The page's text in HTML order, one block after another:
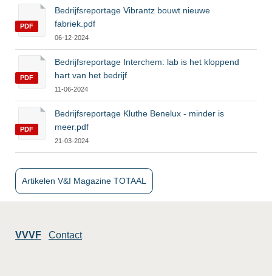
PDF
Bedrijfsreportage Vibrantz bouwt nieuwe
fabriek.pdf
06-12-2024
PDF
Bedrijfsreportage Interchem: lab is het kloppend
hart van het bedrijf
11-06-2024
PDF
Bedrijfsreportage Kluthe Benelux - minder is
meer.pdf
21-03-2024
Artikelen V&I Magazine TOTAAL
VVVF Contact